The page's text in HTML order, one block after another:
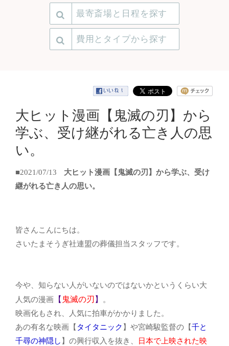
最寄斎場と日程を探す
費用とタイプから探す
大ヒット漫画【鬼滅の刃】から
学ぶ、受け継がれる亡き人の思
い。
■2021/07/13
大ヒット漫画【鬼滅の刃】から学ぶ、受け
継がれる亡き人の思い。
皆さんこんにちは。
さいたまそうぎ社連盟の葬儀担当スタッフです。
今や、知らない人がいないのではないかというくらい大
人気の漫画 【 鬼滅の刃 】
。
映画化もされ、人気に拍車がかかりました。
あの有名な映画【 タイタニック 】や宮崎駿監督の【千と
千尋の神隠し 】の興行収入を抜き、
日本で上映された映